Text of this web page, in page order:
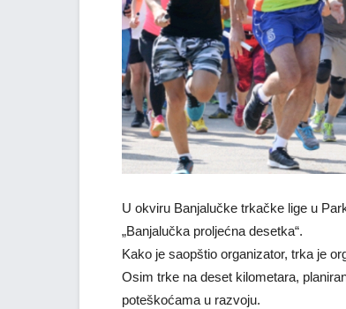
U okviru Banjalučke trkačke lige u
„Banjalučka proljećna desetka“.
Kako je saopštio organizator, trka je
Osim trke na deset kilometara,
poteškoćama u razvoju.